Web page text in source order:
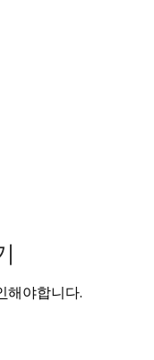
해야합니다.